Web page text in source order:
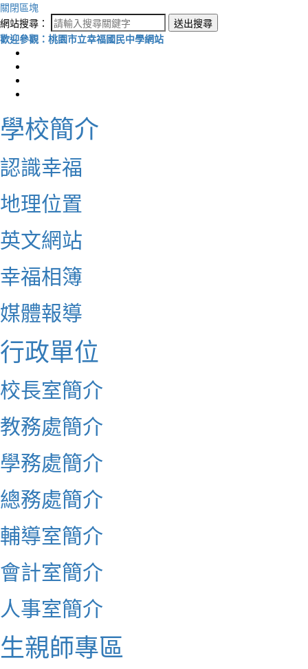
關閉區塊
網站搜尋：
送出搜尋
歡迎參觀：桃園市立幸福國民中學網站
學校簡介
認識幸福
地理位置
英文網站
幸福相簿
媒體報導
行政單位
校長室簡介
教務處簡介
學務處簡介
總務處簡介
輔導室簡介
會計室簡介
人事室簡介
生親師專區